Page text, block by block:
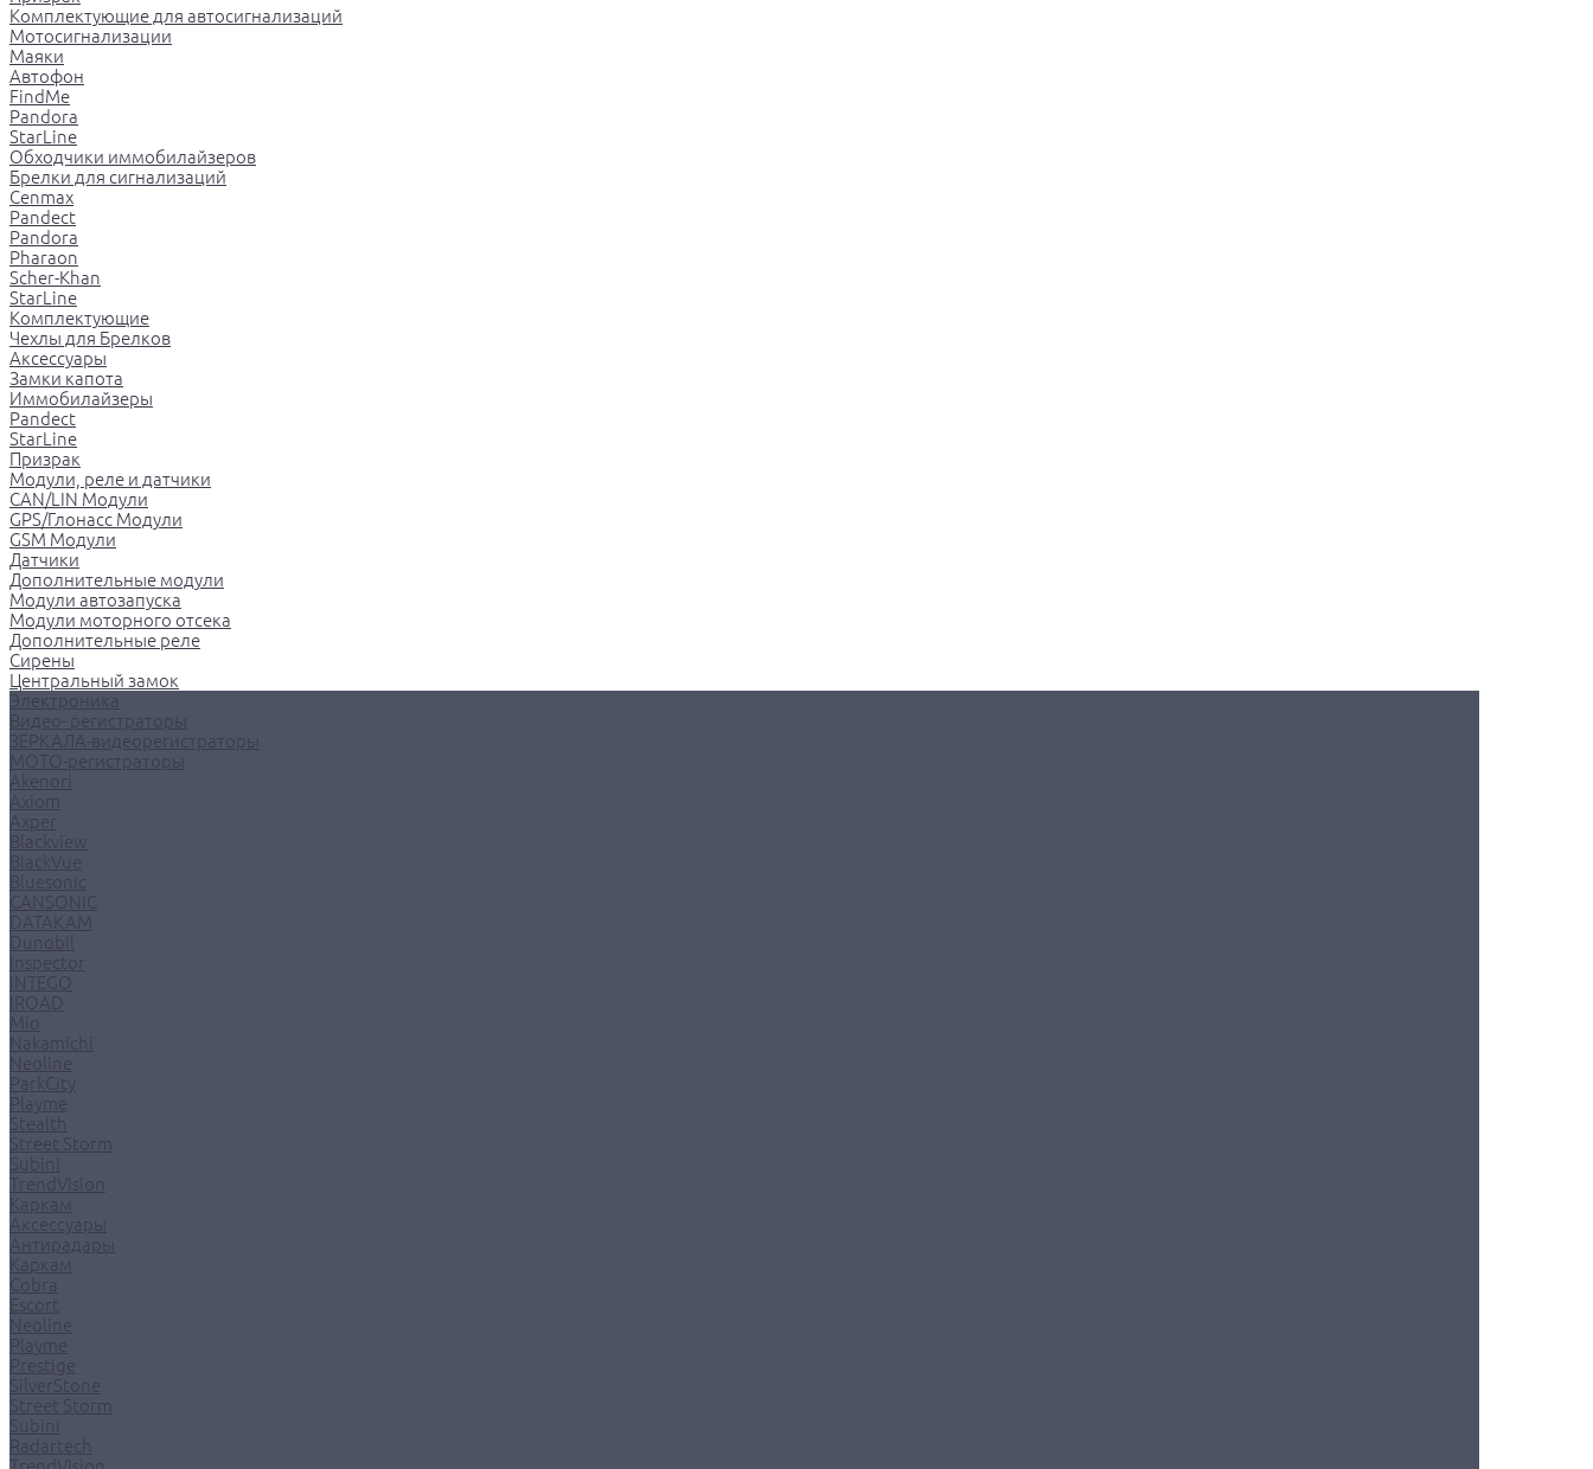
Комплектующие для автосигнализаций
Мотосигнализации
Маяки
Автофон
FindMe
Pandora
StarLine
Обходчики иммобилайзеров
Брелки для сигнализаций
Cenmax
Pandect
Pandora
Pharaon
Scher-Khan
StarLine
Комплектующие
Чехлы для Брелков
Аксессуары
Замки капота
Иммобилайзеры
Pandect
StarLine
Призрак
Модули, реле и датчики
CAN/LIN Модули
GPS/Глонасс Модули
GSM Модули
Датчики
Дополнительные модули
Модули автозапуска
Модули моторного отсека
Дополнительные реле
Сирены
Центральный замок
Электроника
Видео- регистраторы
ЗЕРКАЛА-видеорегистраторы
МОТО-регистраторы
Akenori
Axiom
Axper
Blackview
BlackVue
Bluesonic
CANSONIC
DATAKAM
Dunobil
Inspector
INTEGO
IROAD
Mio
Nakamichi
Neoline
ParkCity
Playme
Stealth
Street Storm
Subini
TrendVision
Каркам
Аксессуары
Антирадары
Каркам
Cobra
Escort
Neoline
Playme
Prestige
SilverStone
Street Storm
Subini
Radartech